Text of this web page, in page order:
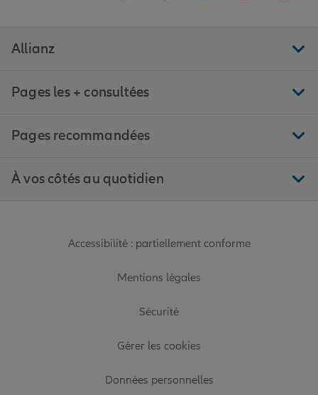
Allianz
Pages les + consultées
Pages recommandées
À vos côtés au quotidien
Accessibilité : partiellement conforme
Mentions légales
Sécurité
Gérer les cookies
Données personnelles